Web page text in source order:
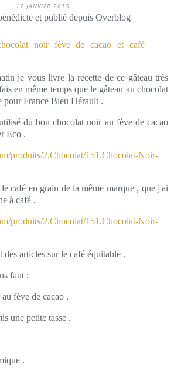
17 JANVIER 2015
et publié depuis Overblog
je vous livre la recette de ce gâteau très
en même temps que le gâteau au chocolat
pour France Bleu Hérault .
du bon chocolat noir au fève de cacao
Eco .
produits/2.Chocolat/151.Chocolat-Noir-
café en grain de la même marque , que j'ai
à café .
produits/2.Chocolat/151.Chocolat-Noir-
des articles sur le café équitable .
faut :
fève de cacao .
une petite tasse .
.